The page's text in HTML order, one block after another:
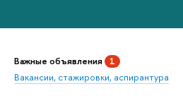
Важные объявления 1
Вакансии, стажировки, аспирантура